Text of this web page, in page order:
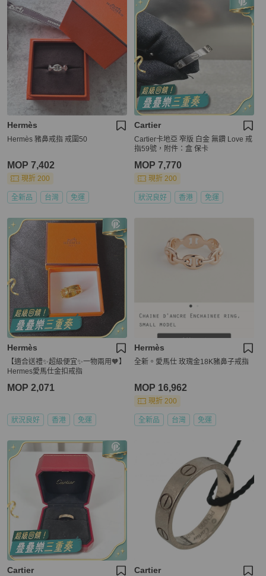
Hermès
Hermès 豬鼻戒指 戒圍50
MOP 7,402
現折 200
全新品 台灣 免運
Cartier
Cartier卡地亞 窄版 白金 無鑽 Love 戒
指59號，附件：盒 保卡
MOP 7,770
現折 200
狀況良好 香港 免運
Hermès
【適合送禮✨超級便宜✨一物兩用🧡】
Hermes愛馬仕金扣戒指
MOP 2,071
狀況良好 香港 免運
Hermès
全新。愛馬仕 玫瑰金18K豬鼻子戒指
MOP 16,962
現折 200
全新品 台灣 免運
Cartier Cartier